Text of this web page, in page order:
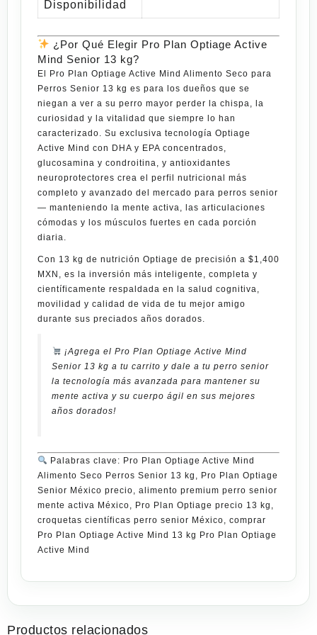
Disponibilidad
¿Por Qué Elegir Pro Plan Optiage Active
Mind Senior 13 kg?
El Pro Plan Optiage Active Mind Alimento Seco para
Perros Senior 13 kg es para los dueños que se
niegan a ver a su perro mayor perder la chispa, la
curiosidad y la vitalidad que siempre lo han
caracterizado. Su exclusiva tecnología Optiage
Active Mind con DHA y EPA concentrados,
glucosamina y condroitina, y antioxidantes
neuroprotectores crea el perfil nutricional más
completo y avanzado del mercado para perros senior
— manteniendo la mente activa, las articulaciones
cómodas y los músculos fuertes en cada porción
diaria.
Con 13 kg de nutrición Optiage de precisión a $1,400
MXN
, es la inversión más inteligente, completa y
científicamente respaldada en la salud cognitiva,
movilidad y calidad de vida de tu mejor amigo
durante sus preciados años dorados.
¡Agrega el Pro Plan Optiage Active Mind
Senior 13 kg a tu carrito y dale a tu perro senior
la tecnología más avanzada para mantener su
mente activa y su cuerpo ágil en sus mejores
años dorados!
Palabras clave: Pro Plan Optiage Active Mind
Alimento Seco Perros Senior 13 kg, Pro Plan Optiage
Senior México precio, alimento premium perro senior
mente activa México, Pro Plan Optiage precio 13 kg,
croquetas científicas perro senior México, comprar
Pro Plan Optiage Active Mind 13 kg Pro Plan Optiage
Active Mind
Productos relacionados